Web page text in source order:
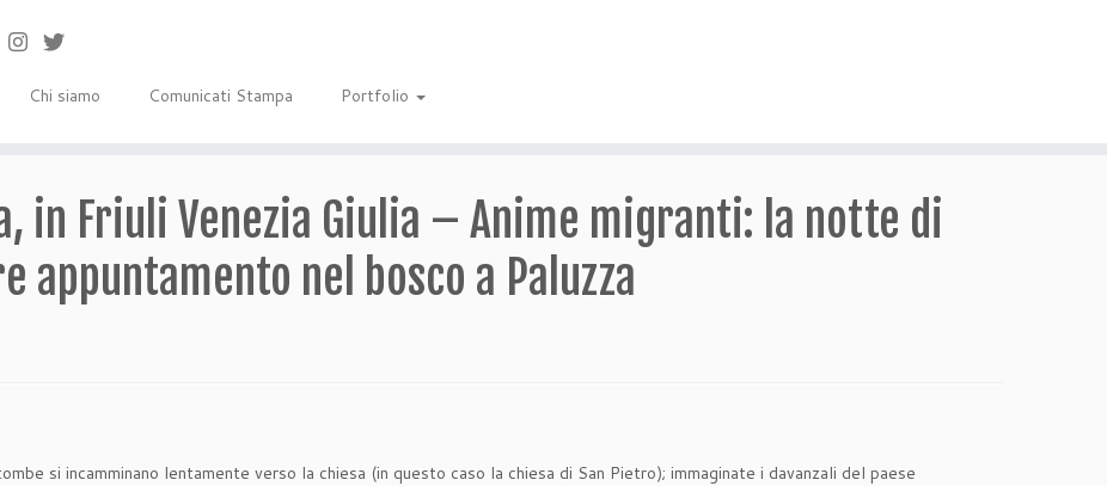
Chi siamo Comunicati Stampa Portfolio
in Friuli Venezia Giulia – Anime migranti: la notte di
appuntamento nel bosco a Paluzza
si incamminano lentamente verso la chiesa (in questo caso la chiesa di San Pietro); immaginate i davanzali del paese